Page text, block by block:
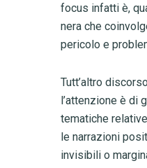
focus infatti è,
nera che
pericolo e
Tutt’altro
l’attenzione è di
tematiche
le narrazioni
invisibili o